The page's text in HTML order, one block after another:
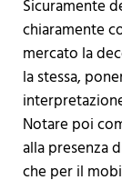
Sicuramente
chiaramente
mercato la
la stessa,
Notare poi
alla presenza
che per il